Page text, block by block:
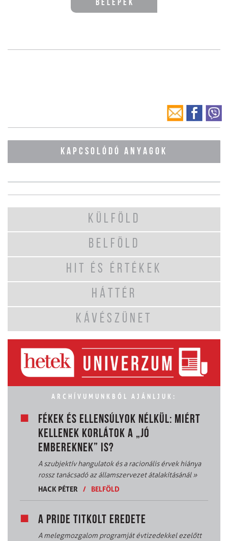
Belépek
KAPCSOLÓDÓ ANYAGOK
KÜLFÖLD
BELFÖLD
HIT ÉS ÉRTÉKEK
HÁTTÉR
KÁVÉSZÜNET
ARCHÍVUMUNKBÓL AJÁNLJUK:
FÉKEK ÉS ELLENSÚLYOK NÉLKÜL: MIÉRT
KELLENEK KORLÁTOK A „JÓ
EMBEREKNEK” IS?
A szubjektív hangulatok és a racionális érvek hiánya
rossz tanácsadó az államszervezet átalakításánál»
HACK PÉTER
/ BELFÖLD
A PRIDE TITKOLT EREDETE
A melegmozgalom programját évtizedekkel ezelőtt